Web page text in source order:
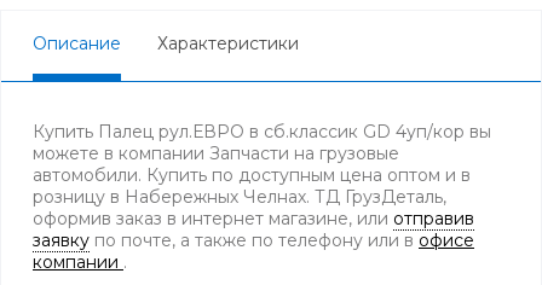
Описание Характеристики
Купить Палец рул.ЕВРО в сб.классик GD 4уп/кор вы
можете в компании Запчасти на грузовые
автомобили. Купить по доступным цена оптом и в
розницу в Набережных Челнах. ТД ГрузДеталь,
оформив заказ в интернет магазине, или отправив
заявку по почте, а также по телефону или в офисе
компании .